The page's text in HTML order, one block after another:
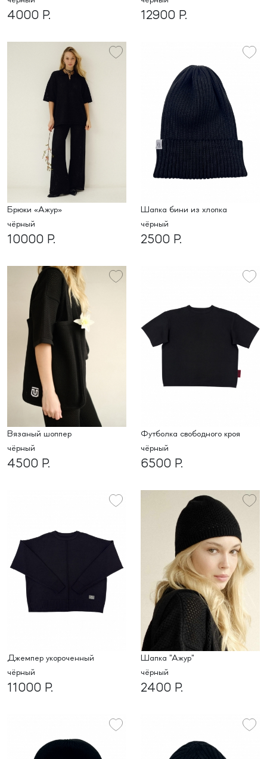
4000 Р. 12900 Р.
Брюки «Ажур»
чёрный
10000 Р.
Шапка бини из хлопка
чёрный
2500 Р.
Вязаный шоппер
чёрный
4500 Р.
Футболка свободного кроя
чёрный
6500 Р.
Джемпер укороченный
чёрный
11000 Р.
Шапка "Ажур"
чёрный
2400 Р.